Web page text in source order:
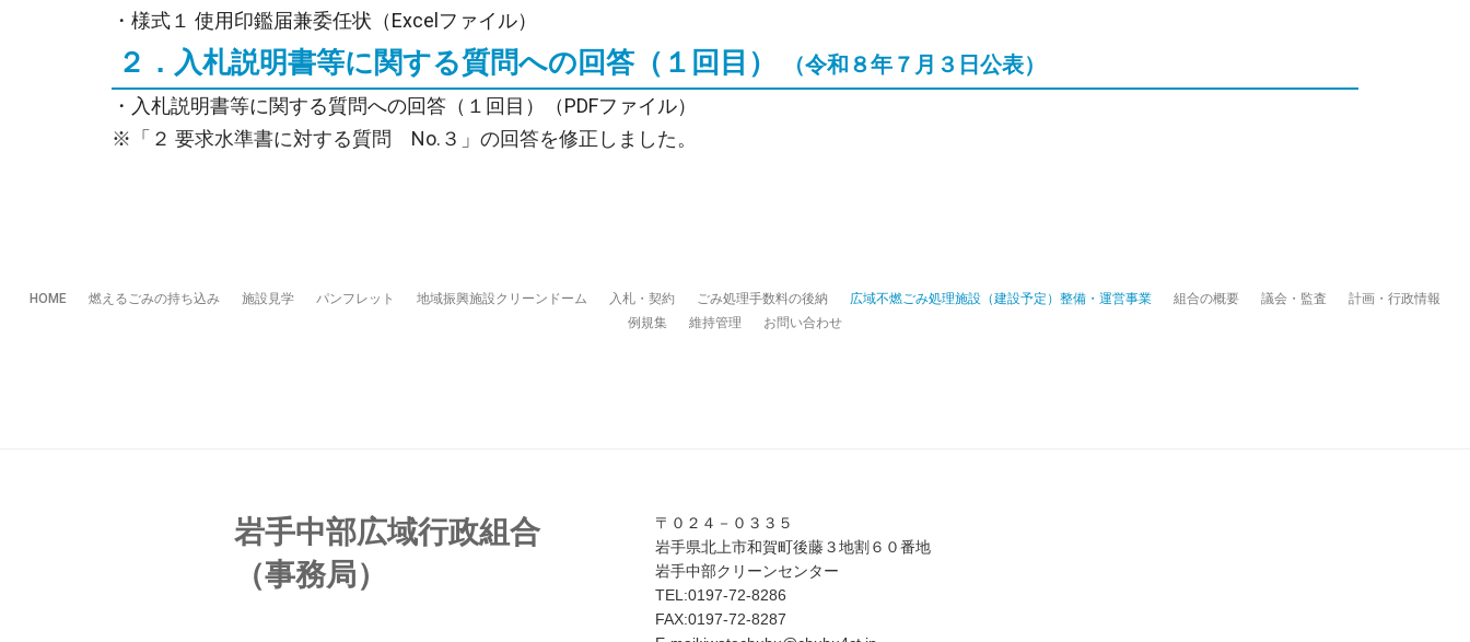
・様式１ 使用印鑑届兼委任状（Excelファイル）
２．入札説明書等に関する質問への回答（１回目） （令和８年７月３日公表）
・入札説明書等に関する質問への回答（１回目）（PDFファイル）
※「２ 要求水準書に対する質問 No.３」の回答を修正しました。
HOME 燃えるごみの持ち込み 施設見学 パンフレット 地域振興施設クリーンドーム 入札・契約 ごみ処理手数料の後納 広域不燃ごみ処理施設（建設予定）整備・運営事業 組合の概要 議会・監査
計画・行政情報
例規集
維持管理 お問い合わせ
岩手中部広域行政組合
（事務局）
〒０２４－０３３５
岩手県北上市和賀町後藤３地割６０番地
岩手中部クリーンセンター
TEL:0197-72-8286
FAX:0197-72-8287